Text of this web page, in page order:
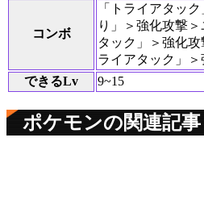
コンボ
「トライアタッ
り」＞強化攻撃
タック」＞強化
ライアタック」
できるLv
9~15
ポケモンの関連記事